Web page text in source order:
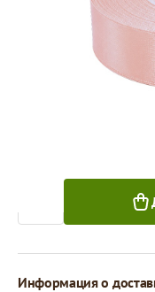
Цена за 1 штуку
3,63 €
Информация о